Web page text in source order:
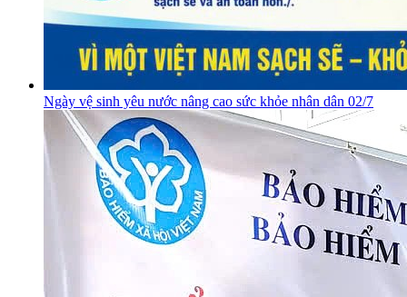
Ngày vệ sinh yêu nước nâng cao sức khỏe nhân dân 02/7